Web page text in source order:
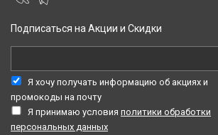
Подписаться на Акции и Скидки
Я хочу получать информацию об акциях и
промокоды на почту
Я принимаю условия политики обработки
персональных данных